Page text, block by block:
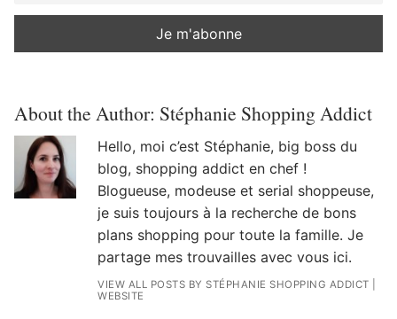
About the Author: Stéphanie Shopping Addict
Hello, moi c’est Stéphanie, big boss du
blog, shopping addict en chef !
Blogueuse, modeuse et serial shoppeuse,
je suis toujours à la recherche de bons
plans shopping pour toute la famille. Je
partage mes trouvailles avec vous ici.
VIEW ALL POSTS BY STÉPHANIE SHOPPING ADDICT
WEBSITE